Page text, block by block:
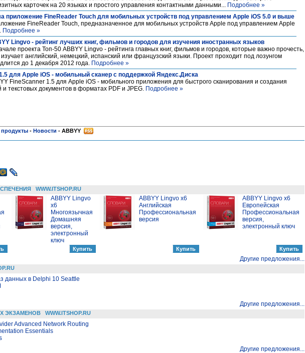
карточек на 20 языках и простого управления контактными данными... Подробнее »
приложение FineReader Touch для мобильных устройств под управлением Apple iOS 5.0 и выше
FineReader Touch, предназначенное для мобильных устройств Apple под управлением Apple
Подробнее »
Lingvo - рейтинг лучших книг, фильмов и городов для изучения иностранных языков
проекта Топ-50 ABBYY Lingvo - рейтинга главных книг, фильмов и городов, которые важно прочесть,
английский, немецкий, испанский или французский языки. Проект проходит под лозунгом
до 1 декабря 2012 года. Подробнее »
для Apple iOS - мобильный сканер с поддержкой Яндекс.Диска
FineScanner 1.5 для Apple iOS - мобильного приложения для быстрого сканирования и создания
текстовых документов в форматах PDF и JPEG. Подробнее »
- Новости - ABBYY
WWW.ITSHOP.RU
ABBYY Lingvo
x6
Многоязычная
Домашняя
версия,
электронный
ключ
ABBYY Lingvo x6
Английская
Профессиональная
версия
ABBYY Lingvo x6
Европейская
Профессиональная
версия,
электронный ключ
Другие предложения...
данных в Delphi 10 Seattle
Другие предложения...
ЭКЗАМЕНОВ WWW.ITSHOP.RU
Advanced Network Routing
Essentials
Другие предложения...